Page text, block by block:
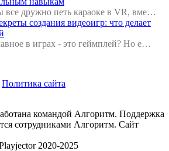
все дружно петь караоке в VR, вме…
создания видеоигр: что делает
в играх - это геймплей? Но е…
Политика сайта
командой Алгоритм. Поддержка
сотрудниками Алгоритм. Сайт
2020-2025